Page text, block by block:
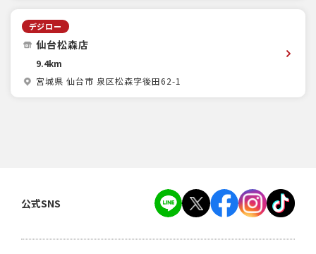
デジロー
仙台松森店
9.4km
宮城県 仙台市 泉区松森字後田62-1
公式SNS